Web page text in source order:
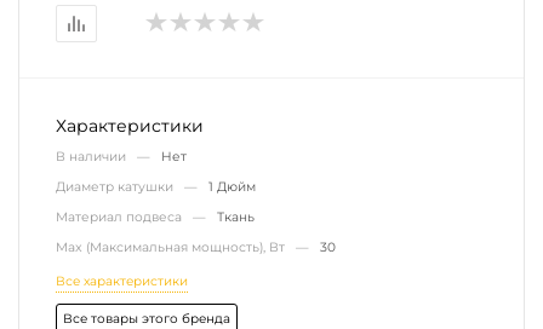
Характеристики
В наличии — Нет
Диаметр катушки — 1 Дюйм
Материал подвеса — Ткань
Max (Максимальная мощность), Вт — 30
Все характеристики
Все товары этого бренда